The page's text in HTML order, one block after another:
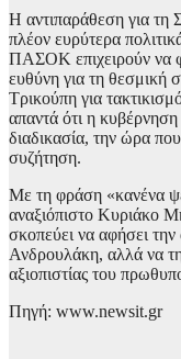
Η αντιπαράθεση για τη
πλέον ευρύτερα
ΠΑΣΟΚ επιχειρούν να
ευθύνη για τη
Τρικούπη για
απαντά ότι η κυβέρνηση
διαδικασία, την ώρα
συζήτηση.
Με τη φράση «κανένα
αναξιόπιστο Κυριάκο
σκοπεύει να αφήσει
Ανδρουλάκη, αλλά να
αξιοπιστίας του
Πηγή: www.newsit.gr